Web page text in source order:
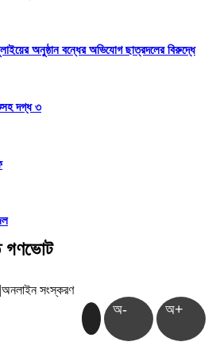
অনুষ্ঠান বন্ধের অভিযোগ ছাত্রদলের বিরুদ্ধে
দগ্ধ ৩
গণভোট
অনলাইন সংস্করণ
অ- অ+